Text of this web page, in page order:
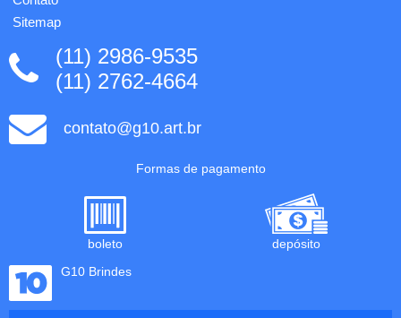
Sitemap
(11) 2986-9535
(11) 2762-4664
contato@g10.art.br
Formas de pagamento
boleto
depósito
G10 Brindes